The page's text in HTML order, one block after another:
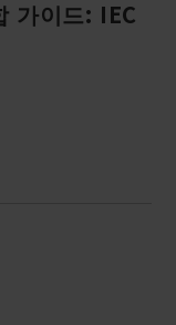
가이드: IEC